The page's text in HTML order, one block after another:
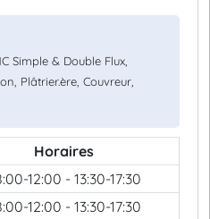
Simple & Double Flux,
Plâtrier.ère, Couvreur,
Horaires
12:00 - 13:30-17:30
12:00 - 13:30-17:30